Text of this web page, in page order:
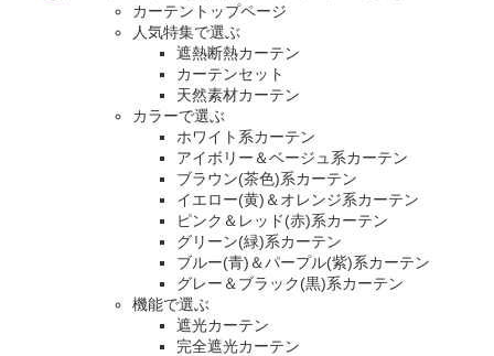
カーテントップページ
人気特集で選ぶ
遮熱断熱カーテン
カーテンセット
天然素材カーテン
カラーで選ぶ
ホワイト系カーテン
アイボリー＆ベージュ系カーテン
ブラウン(茶色)系カーテン
イエロー(黄)＆オレンジ系カーテン
ピンク＆レッド(赤)系カーテン
グリーン(緑)系カーテン
ブルー(青)＆パープル(紫)系カーテン
グレー＆ブラック(黒)系カーテン
機能で選ぶ
遮光カーテン
完全遮光カーテン